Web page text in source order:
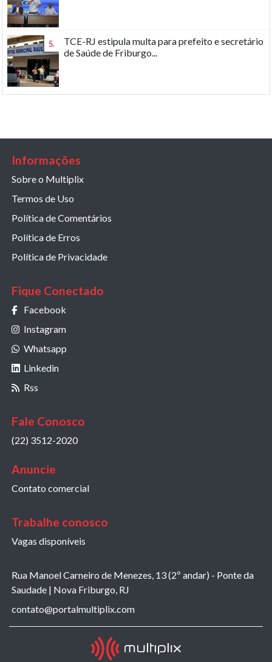
5.
TCE-RJ estipula multa para prefeito e secretário
de Saúde de Friburgo...
Informações
Sobre o Multiplix
Termos de Uso
Política de Comentários
Política de Erros
Política de Privacidade
Fique Conectado
Facebook
Instagram
Whatsapp
Linkedin
Rss
Fale Conosco
(22) 3512-2020
Anuncie
Contato comercial
Trabalhe conosco
Vagas disponíveis
Rua Manoel Carneiro de Menezes, 13 (2º andar) - Ponte da
Saudade | Nova Friburgo, RJ
contato@portalmultiplix.com